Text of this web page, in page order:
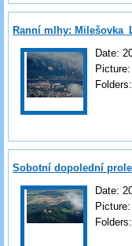
Ranní mlhy:
Date:
Picture:
Folders:
Sobotní dopolední
Date:
Picture:
Folders: